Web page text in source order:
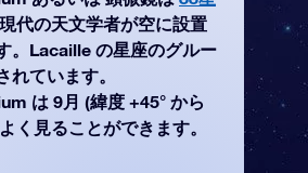
代の天文学者が空に設置
。Lacaille の星座のグルー
れています。
は 9月 (緯度 +45° から
く見ることができます。